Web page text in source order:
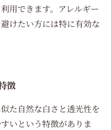
用できます。アレルギー
けたい方には特に有効な
徴
た自然な白さと透光性を
いという特徴がありま